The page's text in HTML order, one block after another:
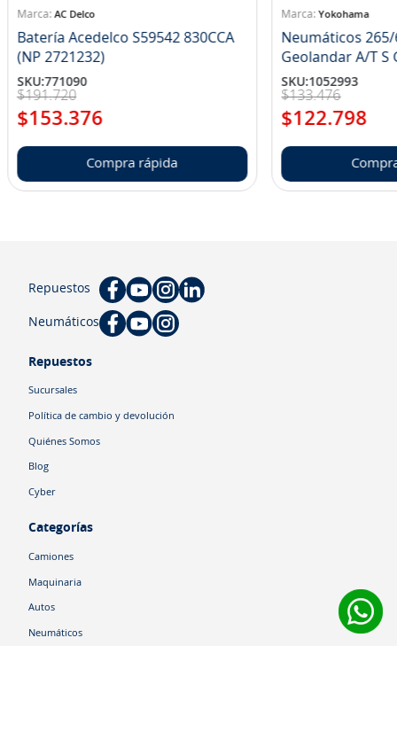
10. jockey john deere
AC Delco
Batería Acedelco S59542 830CCA
(NP 2721232)
SKU:771090
$191.720
$153.376
Compra rápida
Yokohama
Neumáticos 265/
SKU:1052993
$133.476
$122.798
Repuestos
Neumáticos
Repuestos
Sucursales
Política de cambio y devolución
Quiénes Somos
Blog
Cyber
Categorías
Camiones
Maquinaria
Autos
Neumáticos